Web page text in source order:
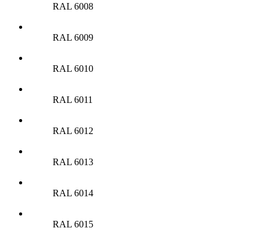
RAL 6008
RAL 6009
RAL 6010
RAL 6011
RAL 6012
RAL 6013
RAL 6014
RAL 6015